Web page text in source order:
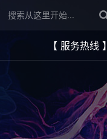
【 服务热线 】